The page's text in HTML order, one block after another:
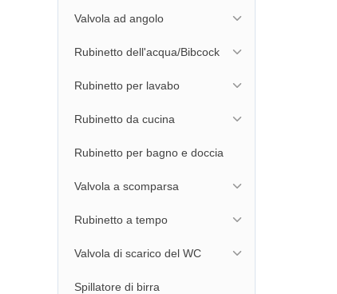
Valvola ad angolo
Rubinetto dell'acqua/Bibcock
Rubinetto per lavabo
Rubinetto da cucina
Rubinetto per bagno e doccia
Valvola a scomparsa
Rubinetto a tempo
Valvola di scarico del WC
Spillatore di birra